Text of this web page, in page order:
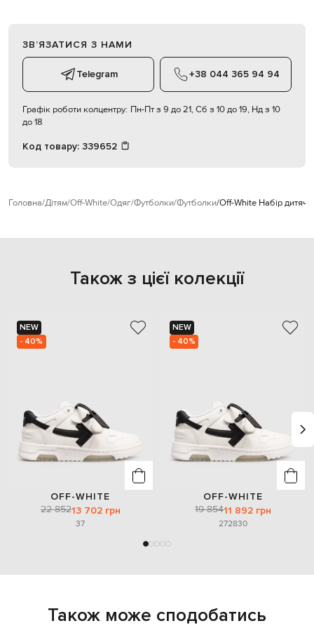
ЗВʼЯЗАТИСЯ З НАМИ
Telegram +38 044 365 94 94
Графік роботи колцентру: Пн-Пт з 9 до 21, Сб з 10 до 19, Нд з 10
до 18
Код товару: 339652
Головна Дітям Off-White Одяг Футболки Футболки Off-White Набір
Також з цієї колекції
NEW
- 40%
OFF-WHITE
22 85213 702 грн
37
NEW
- 40%
OFF-WHITE
19 85411 892 грн
272830
Також може сподобатись